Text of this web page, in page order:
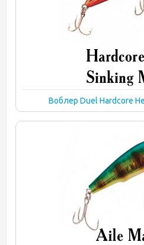
Воблер Duel Hardcore